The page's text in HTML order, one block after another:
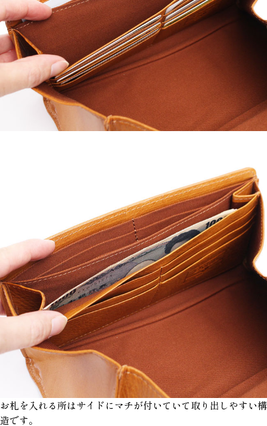
お札を入れる所はサイドにマチが付いていて取り出しやすい構
造です。